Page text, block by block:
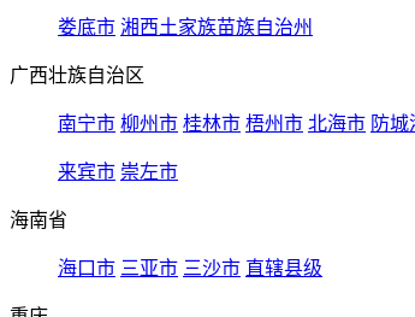
娄底市 湘西土家族苗族自治州
广西壮族自治区
南宁市 柳州市 桂林市 梧州市 北海市 防城
来宾市 崇左市
海南省
海口市 三亚市 三沙市 直辖县级